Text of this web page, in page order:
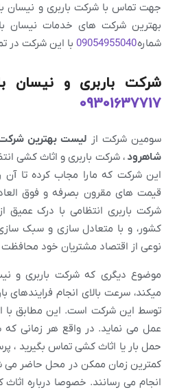
جهت تماس با شرکت باربری و نیسان
بهترین شرکت های خدمات نیسان
شماره09054955040 با این شرکت در
شرکت باربری و نیسان
09301637717
سومین شرکت از لیست بهترین
شاهرود، شرکت باربری و اثاث کشی
این شرکت که مارا مجاب کرده تا
قیمت های مقرون بصرفه و فوق
شرکت باربری انتظامی با درک عمیق
کشور، و با متعادل سازی و سبک
نوعی از اقتصاد مشتریان خود
موضوع دیگری که شرکت باربری و
میکند، سرعت بالای انجام فرایندهای
توسط این شرکت است. این مطابق
عمل می نماید. در واقع هر زمانی
حمل بار یا اثاث کشی تماس بگیرید ،
کمترین زمان ممکن در محل حاضر می
انجام می رسانند. خصوصا درباره